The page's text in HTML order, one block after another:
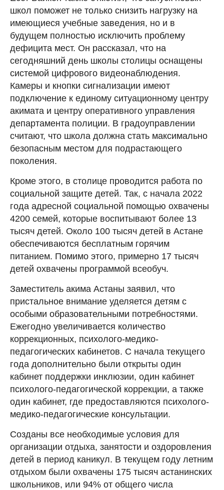
школ поможет не только снизить нагрузку на
имеющиеся учебные заведения, но и в
будущем полностью исключить проблему
дефицита мест. Он рассказал, что на
сегодняшний день школы столицы оснащены
системой цифрового видеонаблюдения.
Камеры и кнопки сигнализации имеют
подключение к единому ситуационному центру
акимата и центру оперативного управления
департамента полиции. В градоуправлении
считают, что школа должна стать максимально
безопасным местом для подрастающего
поколения.
Кроме этого, в столице проводится работа по
социальной защите детей. Так, с начала 2022
года адресной социальной помощью охвачены
4200 семей, которые воспитывают более 13
тысяч детей. Около 100 тысяч детей в Астане
обеспечиваются бесплатным горячим
питанием. Помимо этого, примерно 17 тысяч
детей охвачены программой всеобуч.
Заместитель акима Астаны заявил, что
пристальное внимание уделяется детям с
особыми образовательными потребностями.
Ежегодно увеличивается количество
коррекционных, психолого-медико-
педагогических кабинетов. С начала текущего
года дополнительно были открыты один
кабинет поддержки инклюзии, один кабинет
психолого-педагогической коррекции, а также
один кабинет, где предоставляются психолого-
медико-педагогические консультации.
Созданы все необходимые условия для
организации отдыха, занятости и оздоровления
детей в период каникул. В текущем году летним
отдыхом были охвачены 175 тысяч астанинских
школьников, или 94% от общего числа